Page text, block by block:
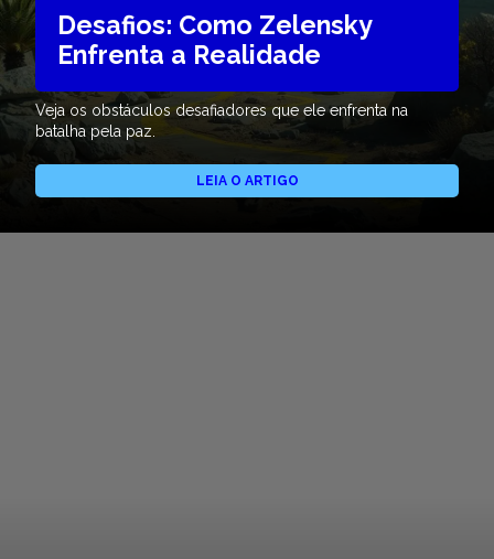
Desafios: Como Zelensky
Enfrenta a Realidade
Veja os obstáculos desafiadores que ele enfrenta na
batalha pela paz.
LEIA O ARTIGO